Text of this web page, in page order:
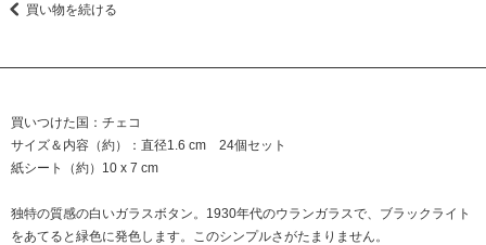
買い物を続ける
買いつけた国：チェコ
サイズ＆内容（約）：直径1.6 cm 24個セット
紙シート（約）10 x 7 cm
独特の質感の白いガラスボタン。1930年代のウランガラスで、ブラックライト
をあてると緑色に発色します。このシンプルさがたまりません。